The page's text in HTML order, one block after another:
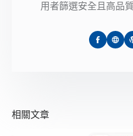
用者篩選安全且高品
相關文章